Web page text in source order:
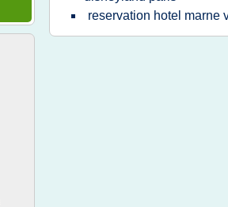
reservation hotel marne